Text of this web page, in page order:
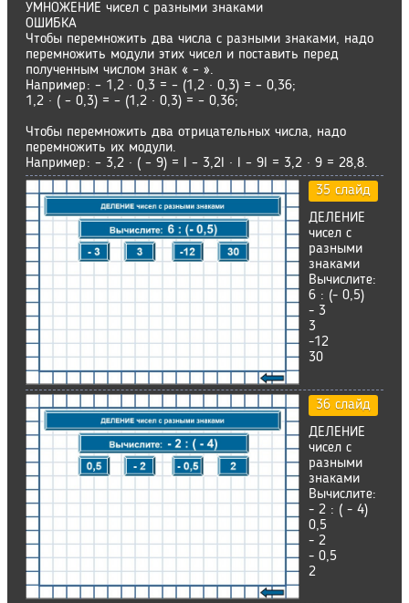
УМНОЖЕНИЕ чисел с разными знаками
ОШИБКА
Чтобы перемножить два числа с разными знаками, надо
перемножить модули этих чисел и поставить перед
полученным числом знак « – ».
Например: – 1,2 · 0,3 = – (1,2 · 0,3) = – 0,36;
1,2 · ( – 0,3) = – (1,2 · 0,3) = – 0,36;
Чтобы перемножить два отрицательных числа, надо
перемножить их модули.
Например: – 3,2 · ( – 9) = I – 3,2I · I – 9I = 3,2 · 9 = 28,8.
35 слайд
ДЕЛЕНИЕ
чисел с
разными
знаками
Вычислите:
6 : (- 0,5)
- 3
3
-12
30
36 слайд
ДЕЛЕНИЕ
чисел с
разными
знаками
Вычислите:
- 2 : ( - 4)
0,5
- 2
- 0,5
2